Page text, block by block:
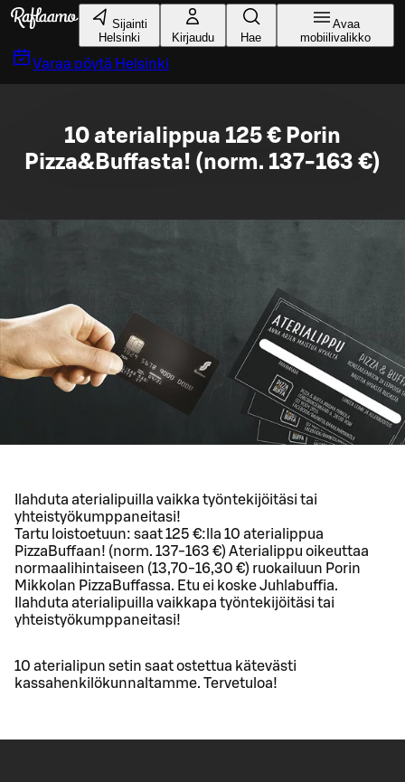
Siirry pääsisältöön
Sijainti
Helsinki
Kirjaudu Hae
Avaa
mobiilivalikko
Varaa pöytä Helsinki
10 aterialippua 125 € Porin
Pizza&Buffasta! (norm. 137-163 €)
Ilahduta aterialipuilla vaikka työntekijöitäsi tai
yhteistyökumppaneitasi!
Tartu loistoetuun: saat 125 €:lla 10 aterialippua
PizzaBuffaan! (norm. 137-163 €) Aterialippu oikeuttaa
normaalihintaiseen (13,70-16,30 €) ruokailuun Porin
Mikkolan PizzaBuffassa. Etu ei koske Juhlabuffia.
Ilahduta aterialipuilla vaikkapa työntekijöitäsi tai
yhteistyökumppaneitasi!
10 aterialipun setin saat ostettua kätevästi
kassahenkilökunnaltamme. Tervetuloa!